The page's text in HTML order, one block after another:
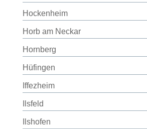
Hockenheim
Horb am Neckar
Hornberg
Hüfingen
Iffezheim
Ilsfeld
Ilshofen